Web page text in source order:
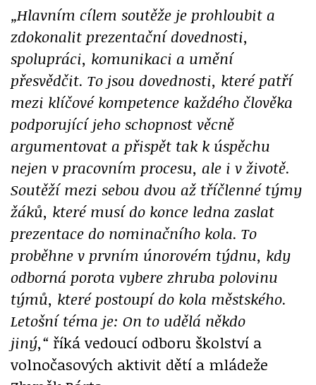
„Hlavním cílem soutěže je prohloubit a
zdokonalit prezentační dovednosti,
spolupráci, komunikaci a umění
přesvědčit. To jsou dovednosti, které patří
mezi klíčové kompetence každého člověka
podporující jeho schopnost věcně
argumentovat a přispět tak k úspěchu
nejen v pracovním procesu, ale i v životě.
Soutěží mezi sebou dvou až tříčlenné týmy
žáků, které musí do konce ledna zaslat
prezentace do nominačního kola. To
proběhne v prvním únorovém týdnu, kdy
odborná porota vybere zhruba polovinu
týmů, které postoupí do kola městského.
Letošní téma je: On to udělá někdo
jiný,“ říká vedoucí odboru školství a
volnočasových aktivit dětí a mládeže